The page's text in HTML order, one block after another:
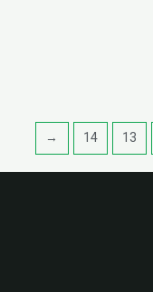
13
14
←